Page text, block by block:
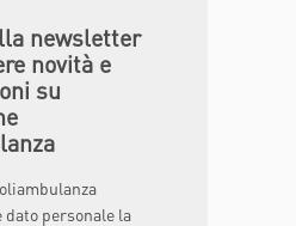
newsletter
novità e
su
personale la